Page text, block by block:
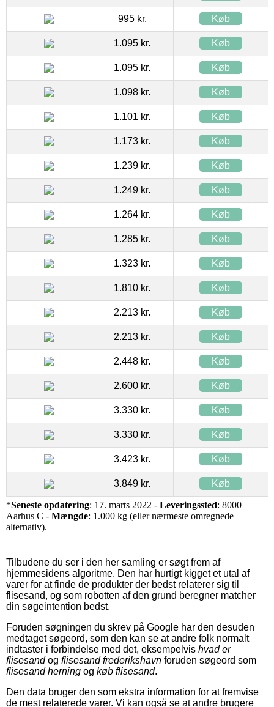
995 kr. Køb
1.095 kr. Køb
1.095 kr. Køb
1.098 kr. Køb
1.101 kr. Køb
1.173 kr. Køb
1.239 kr. Køb
1.249 kr. Køb
1.264 kr. Køb
1.285 kr. Køb
1.323 kr. Køb
1.810 kr. Køb
2.213 kr. Køb
2.213 kr. Køb
2.448 kr. Køb
2.600 kr. Køb
3.330 kr. Køb
3.330 kr. Køb
3.423 kr. Køb
3.849 kr. Køb
*Seneste opdatering: 17. marts 2022 - Leveringssted: 8000
Aarhus C - Mængde: 1.000 kg (eller nærmeste omregnede
alternativ).
Tilbudene du ser i den her samling er søgt frem af
hjemmesidens algoritme. Den har hurtigt kigget et utal af
varer for at finde de produkter der bedst relaterer sig til
flisesand, og som robotten af den grund beregner matcher
din søgeintention bedst.
Foruden søgningen du skrev på Google har den desuden
medtaget søgeord, som den kan se at andre folk normalt
indtaster i forbindelse med det, eksempelvis hvad er
flisesandog flisesand frederikshavn foruden søgeord som
flisesand herning og køb flisesand.
Den data bruger den som ekstra information for at fremvise
de mest relaterede varer. Vi kan også se at andre brugere